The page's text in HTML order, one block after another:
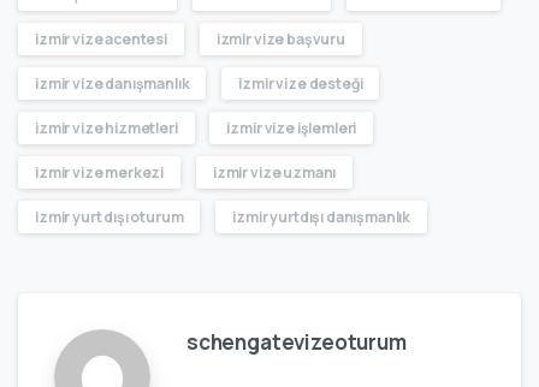
izmir vize acentesi izmir vize başvuru
izmir vize danışmanlık izmir vize desteği
izmir vize hizmetleri izmir vize işlemleri
izmir vize merkezi izmir vize uzmanı
izmir yurt dışı oturum izmir yurtdışı danışmanlık
schengatevizeoturum